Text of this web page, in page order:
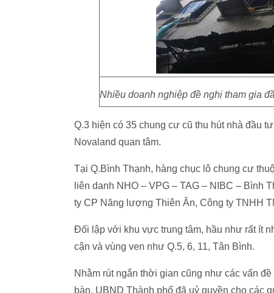
Nhiều doanh nghiệp đề nghị tham gia
Q.3 hiện có 35 chung cư cũ thu hút nhà đầu
Novaland quan tâm.
Tại Q.Bình Thạnh, hàng chục lô chung cư
liên danh NHO – VPG – TAG – NIBC – Bình
ty CP Năng lượng Thiên Ân, Công ty TNHH
Đối lập với khu vực trung tâm, hầu như rất ít
cận và vùng ven như Q.5, 6, 11, Tân Bình.
Nhằm rút ngắn thời gian cũng như các vấn
bàn, UBND Thành phố đã uỷ quyền cho các